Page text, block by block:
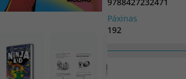
Páxinas
192